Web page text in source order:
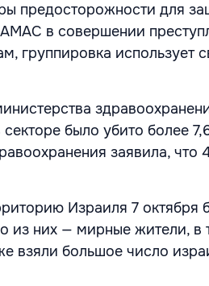
предосторожности для
в совершении
группировка использует
было убито более
заявила, что
Израиля 7 октября
из них — мирные жители, в
большое число